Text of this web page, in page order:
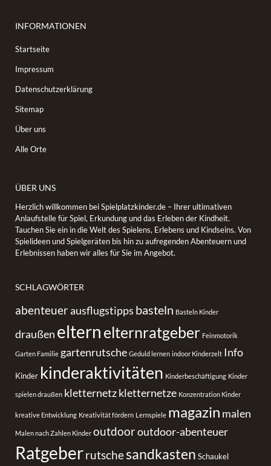
INFORMATIONEN
Startseite
Impressum
Datenschutzerklärung
Sitemap
Über uns
Alle Orte
ÜBER UNS
Herzlich willkommen bei Spielplatzkinder.de – Ihrer ultimativen
Anlaufstelle für Spiel, Erkundung und das Erleben der Kindheit.
Tauchen Sie ein in die Welt des Spielens, Erlebens und Kindseins. Von
Spielideen und Spielgeräten bis hin zu aufregenden Abenteuern und
Erlebnissen haben wir alles für Sie im Angebot.
SCHLAGWÖRTER
abenteuerausflugstipps basteln Basteln Kinder
draußen eltern elternratgeber Feinmotorik
Garten Familie gartenrutsche Geduld lernen indoor Kinderzelt Info
Kinder kinderaktivitäten Kinderbeschäftigung Kinder
spielen draußen kletternetzkletternetze Konzentration Kinder
kreative Entwicklung Kreativität fördern Lernspiele magazin malen
Malen nach Zahlen Kinder outdooroutdoor-abenteuer
Ratgeberrutschesandkasten Schaukel